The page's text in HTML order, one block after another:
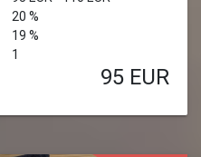
20 %
19 %
1
95 EUR